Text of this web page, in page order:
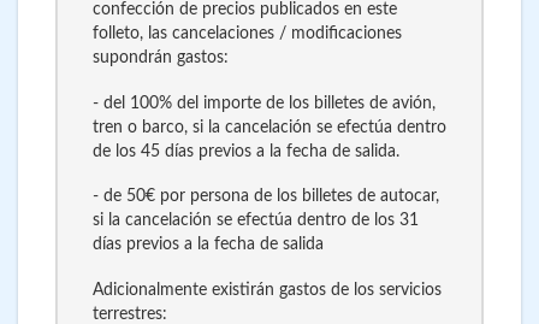
confección de precios publicados en este
folleto, las cancelaciones / modificaciones
supondrán gastos:
- del 100% del importe de los billetes de avión,
tren o barco, si la cancelación se efectúa dentro
de los 45 días previos a la fecha de salida.
- de 50€ por persona de los billetes de autocar,
si la cancelación se efectúa dentro de los 31
días previos a la fecha de salida
Adicionalmente existirán gastos de los servicios
terrestres: